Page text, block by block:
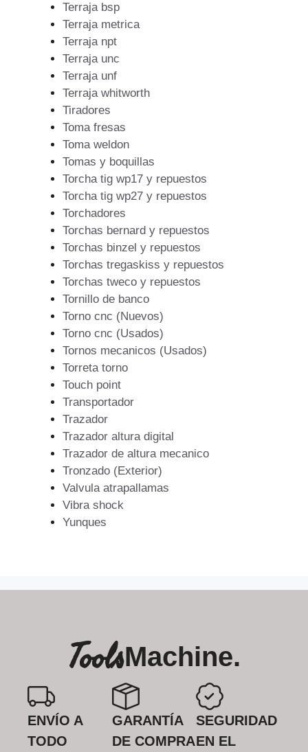
Terraja bsp
Terraja metrica
Terraja npt
Terraja unc
Terraja unf
Terraja whitworth
Tiradores
Toma fresas
Toma weldon
Tomas y boquillas
Torcha tig wp17 y repuestos
Torcha tig wp27 y repuestos
Torchadores
Torchas bernard y repuestos
Torchas binzel y repuestos
Torchas tregaskiss y repuestos
Torchas tweco y repuestos
Tornillo de banco
Torno cnc (Nuevos)
Torno cnc (Usados)
Tornos mecanicos (Usados)
Torreta torno
Touch point
Transportador
Trazador
Trazador altura digital
Trazador de altura mecanico
Tronzado (Exterior)
Valvula atrapallamas
Vibra shock
Yunques
ToolsMachine.
ENVÍO A
TODO
GARANTÍA
DE COMPRA
SEGURIDAD
EN EL